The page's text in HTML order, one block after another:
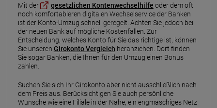
Mit der gesetzlichen Kontenwechselhilfe oder dem oft
noch komfortableren digitalen Wechselservice der Banken
ist der Konto-Umzug schnell geregelt. Achten Sie jedoch bei
der neuen Bank auf mögliche Kostenfallen. Zur
Entscheidung, welches Konto für Sie das richtige ist, können
Sie unseren Girokonto Vergleich heranziehen. Dort finden
Sie sogar Banken, die Ihnen für den Umzug einen Bonus
zahlen.
Suchen Sie sich Ihr Girokonto aber nicht ausschließlich nach
dem Preis aus. Berücksichtigen Sie auch persönliche
Wünsche wie eine Filiale in der Nähe, ein engmaschiges Netz